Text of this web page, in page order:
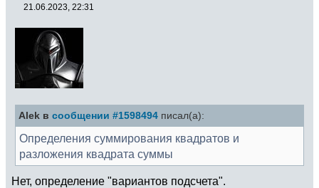
21.06.2023, 22:31
Alek в сообщении #1598494 писал(а):
Определения суммирования квадратов и
разложения квадрата суммы
Нет, определение "вариантов подсчета".